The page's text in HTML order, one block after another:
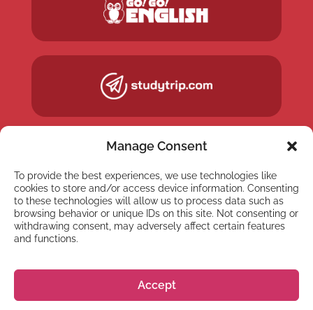
Manage Consent
To provide the best experiences, we use technologies like
cookies to store and/or access device information. Consenting
to these technologies will allow us to process data such as
browsing behavior or unique IDs on this site. Not consenting or
withdrawing consent, may adversely affect certain features
and functions.
Accept
NEWSLETTER
Abonnez-vous à notre